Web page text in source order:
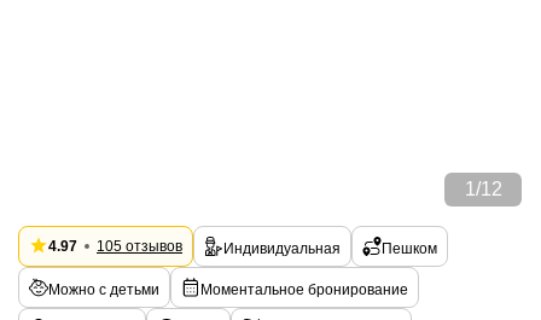
1 /12
4.97 105 отзывов Индивидуальная Пешком
Можно с детьми Моментальное бронирование